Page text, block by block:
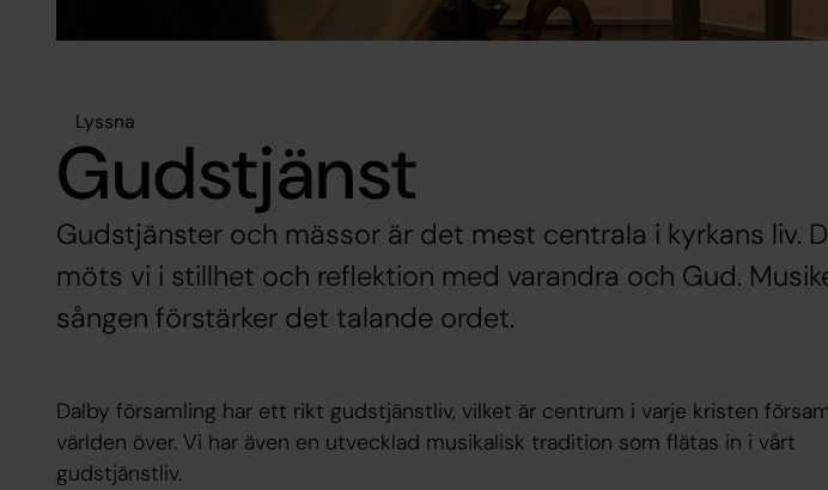
Lyssna
Gudstjänst
Gudstjänster och mässor är det mest centrala i kyrkans liv.
möts vi i stillhet och reflektion med varandra och Gud.
sången förstärker det talande ordet.
Dalby församling har ett rikt gudstjänstliv, vilket är centrum i varje kristen
världen över. Vi har även en utvecklad musikalisk tradition som flätas in i vårt
gudstjänstliv.